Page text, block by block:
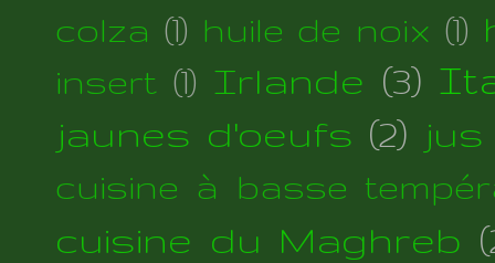
colza (1) huile de noix (1)
insert (1) Irlande (3)
jaunes d'oeufs (2)
cuisine à basse
cuisine du Maghreb